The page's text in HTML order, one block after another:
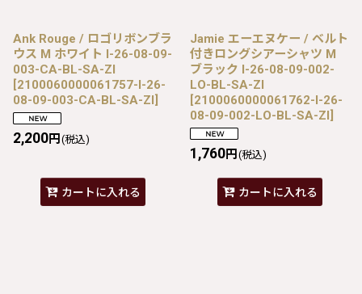
Ank Rouge / ロゴリボンブラ
ウス M ホワイト I-26-08-09-
003-CA-BL-SA-ZI
[2100060000061757-I-26-
08-09-003-CA-BL-SA-ZI]
2,200円 (税込)
カートに入れる
Jamie エーエヌケー / ベルト
付きロングシアーシャツ M
ブラック I-26-08-09-002-
LO-BL-SA-ZI
[2100060000061762-I-26-
08-09-002-LO-BL-SA-ZI]
1,760円 (税込)
カートに入れる